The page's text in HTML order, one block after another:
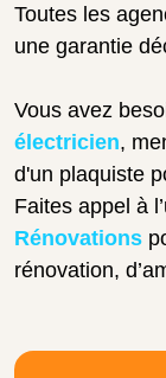
Toutes les
une garantie
Vous avez
électricien,
d'un plaquiste
Faites appel à
Rénovations
rénovation,